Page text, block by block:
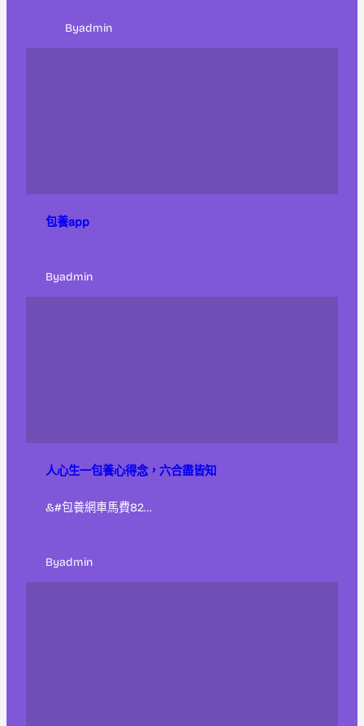
Byadmin
包養app
Byadmin
人心生一包養心得念，六合盡皆知
&#包養網車馬費82…
Byadmin